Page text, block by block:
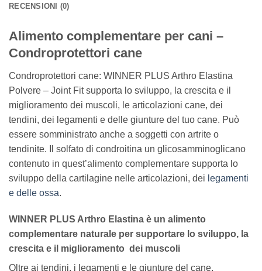
RECENSIONI (0)
Alimento complementare per cani –
Condroprotettori cane
Condroprotettori cane: WINNER PLUS Arthro Elastina
Polvere – Joint Fit supporta lo sviluppo, la crescita e il
miglioramento dei muscoli, le articolazioni cane, dei
tendini, dei legamenti e delle giunture del tuo cane. Può
essere somministrato anche a soggetti con artrite o
tendinite. Il solfato di condroitina un glicosamminoglicano
contenuto in quest’alimento complementare supporta lo
sviluppo della cartilagine nelle articolazioni, dei legamenti
e delle ossa.
WINNER PLUS Arthro Elastina è un alimento
complementare naturale per supportare lo sviluppo, la
crescita e il miglioramento dei muscoli
Oltre ai tendini, i legamenti e le giunture del cane.